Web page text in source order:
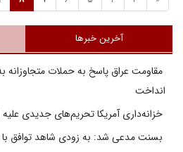
آخرین خبرها
مقاومت عراق پاسخ به حملات متجاوزانه
انداخت
خزانه‌داری آمریکا تحریم‌های جدیدی علیه
بسنت مدعی شد: به زودی شاهد توافق با